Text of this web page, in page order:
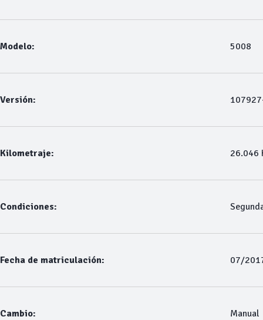
Modelo: 5008
Versión:
Kilometraje: 26.046
Condiciones:
Fecha de matriculación: 07/
Cambio: Manual